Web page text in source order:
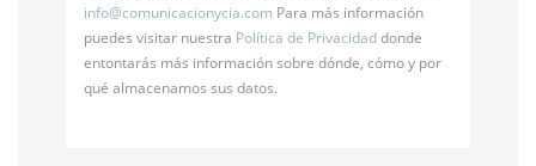
info@comunicacionycia.com Para más información
puedes visitar nuestra Política de Privacidaddonde
entontarás más información sobre dónde, cómo y por
qué almacenamos sus datos.